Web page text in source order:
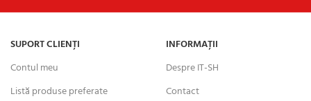
SUPORT CLIENȚI
Contul meu
Listă produse preferate
INFORMAȚII
Despre IT-SH
Contact